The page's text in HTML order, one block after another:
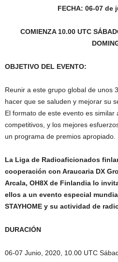
FECHA: 06-07 de
COMIENZA 10.00 UTC
OBJETIVO DEL EVENTO:
Reunir a este grupo global de unos
hacer que se saluden y mejorar su
El formato de este evento es similar
competitivos, y los mejores
un programa de premios apropiado.
La Liga de Radioaficionados
cooperación con Araucaria DX
Arcala, OH8X de Finlandia lo
ellos a un evento especial
STAYHOME y su actividad de
DURACIÓN
06-07 Junio, 2020, 10.00 UTC